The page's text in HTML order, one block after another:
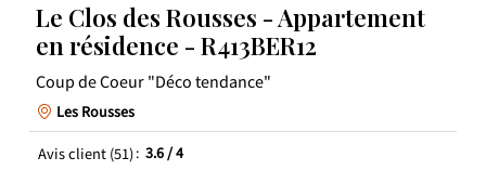
Le Clos des Rousses - Appartement
en résidence - R413BER12
Coup de Coeur "Déco tendance"
Les Rousses
Avis client(51) 3.6/ 4